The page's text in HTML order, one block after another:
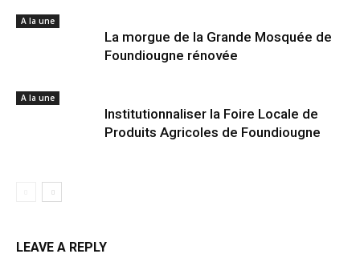
A la une
La morgue de la Grande Mosquée de
Foundiougne rénovée
A la une
Institutionnaliser la Foire Locale de
Produits Agricoles de Foundiougne
LEAVE A REPLY